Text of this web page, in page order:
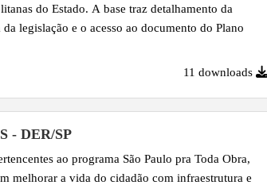
do Estado. A base traz detalhamento da
legislação e o acesso ao documento do Plano
11 downloads
- DER/SP
ao programa São Paulo pra Toda Obra,
melhorar a vida do cidadão com infraestrutura e